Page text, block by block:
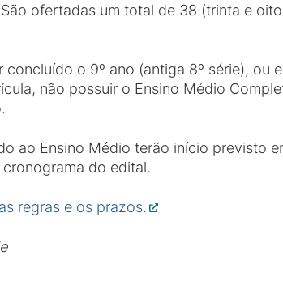
ofertadas um total de 38 (trinta e
o 9º ano (antiga 8º série), ou
não possuir o Ensino Médio
ao Ensino Médio terão início previsto
do edital.
regras e os prazos.